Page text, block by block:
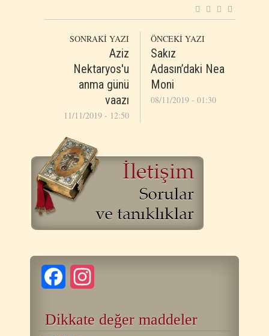
SONRAKİ YAZI
Aziz
Nektaryos'u
anma günü
vaazı
11/11/2019 - 12:50
ÖNCEKİ YAZI
Sakız
Adasın’daki Nea
Moni
08/11/2019 - 01:30
Facebook
Dikkate değer maddeler